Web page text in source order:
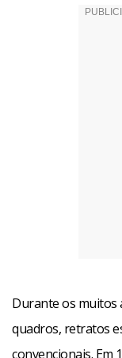
Durante os muitos
quadros, retratos
convencionais. Em